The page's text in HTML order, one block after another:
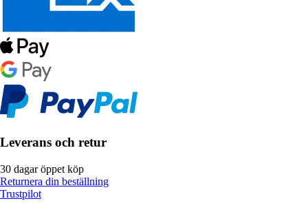
Leverans och retur
30 dagar öppet köp
Returnera din beställning
Trustpilot